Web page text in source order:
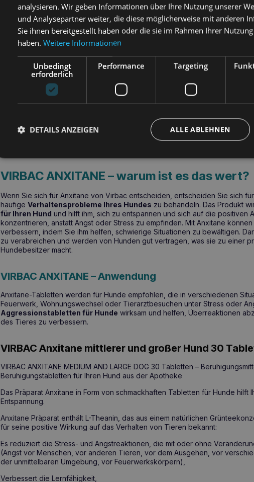
Produktbeschreibung
VIRBAC ANXITANE MITTELGROSSER UND
und große Hunde in Stresssituationen zu unterstützen. Die Wirksamkeit
häufigen Wahl alsrezeptfreies Beruhigungsmittel für Hunde. Anxitan-
und können direkt oder über das Futter verabreicht werden, was sie zu
VIRBAC ANXITANE – warum ist es das wert?
Wenn Sie sich für Anxitane von Virbac entscheiden, entscheiden Sie sich
häufige Verhaltensprobleme Ihres Hundes zu behandeln. Das Produkt
für Ihren Hund und hilft ihm, sich zu entspannen und sich auf die positiven
konzentrieren, anstatt Angst oder Stress zu empfinden. Mit Anxitane
verbessern, indem Sie ihm helfen, schwierige Situationen zu bewältigen.
zu verabreichen und werden von Hunden gut vertragen, was sie zu einer
Hundebesitzer macht.
VIRBAC ANXITANE – Anwendung
Anxitane-Tabletten werden für Hunde empfohlen, die in verschiedenen
Feuerwerk, Wohnungswechsel oder Tierarztbesuchen unter Stress oder
Aggressionstabletten für Hunde wirksam und helfen, Überreaktionen
des Tieres zu verbessern.
VIRBAC Anxitane mittlerer und großer Hund 30
VIRBAC ANXITANE MEDIUM AND LARGE DOG 30 Tabletten –
Beruhigungstabletten für Ihren Hund aus der Apotheke
Das Präparat Anxitane in Form von schmackhaften Tabletten für Hunde
Entspannung.
Anxitane Präparat enthält L-Theanin, das aus einem natürlichen
für seine positive Wirkung auf das Verhalten von Tieren bekannt:
Es reduziert die Stress- und Angstreaktionen, die mit oder ohne
(Angst vor Menschen, vor anderen Tieren, vor dem Ausgehen, vor
der unmittelbaren Umgebung, vor Feuerwerkskörpern),
Verbessert die Lernfähigkeit,
analysieren. Wir geben Informationen über Ihre Nutzung unserer
und Analysepartner weiter, die diese möglicherweise mit anderen
Sie ihnen bereitgestellt haben oder die sie im Rahmen Ihrer
haben. Weitere Informationen
Unbedingt
erforderlich
Performance Targeting
ALLE ABLEHNEN
DETAILS ANZEIGEN